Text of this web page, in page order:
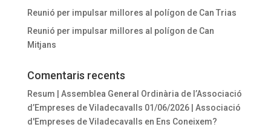
Reunió per impulsar millores al polígon de Can Trias
Reunió per impulsar millores al polígon de Can
Mitjans
Comentaris recents
Resum | Assemblea General Ordinària de l’Associació
d’Empreses de Viladecavalls 01/06/2026 | Associació
d'Empreses de Viladecavalls en Ens Coneixem?